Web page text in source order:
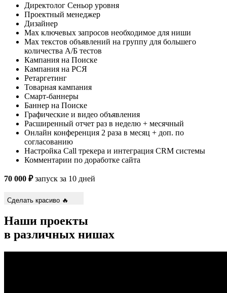
Директолог Сеньор уровня
Проектный менеджер
Дизайнер
Max ключевых запросов необходимое для ниши
Max текстов объявлений на группу для большего
количества А/Б тестов
Кампания на Поиске
Кампания на РСЯ
Ретаргетинг
Товарная кампания
Смарт-баннеры
Баннер на Поиске
Графические и видео объявления
Расширенный отчет раз в неделю + месячный
Онлайн конференция 2 раза в месяц + доп. по
согласованию
Настройка Call трекера и интеграция CRM системы
Комментарии по доработке сайта
70 000 ₽запуск за 10 дней
Сделать красиво 🔥
Наши проекты
в различных нишах